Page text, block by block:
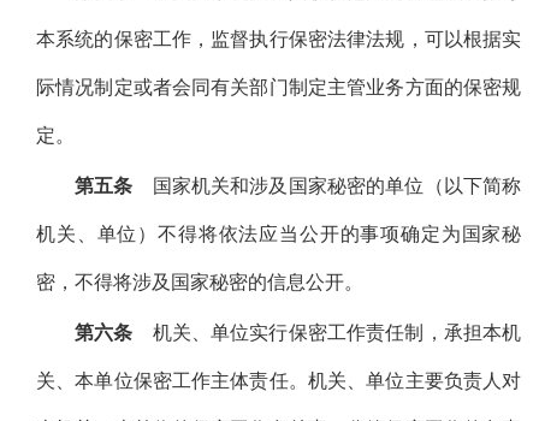
本系统的保密工作，监督执行保密法律法规，可以根据实
际情况制定或者会同有关部门制定主管业务方面的保密规
定。
第五条 国家机关和涉及国家秘密的单位（以下简称
机关、单位）不得将依法应当公开的事项确定为国家秘
密，不得将涉及国家秘密的信息公开。
第六条 机关、单位实行保密工作责任制，承担本机
关、本单位保密工作主体责任。机关、单位主要负责人对